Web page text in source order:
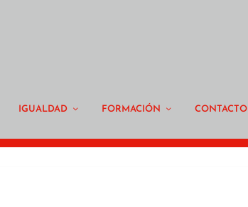
IGUALDAD FORMACIÓN CONTACTO